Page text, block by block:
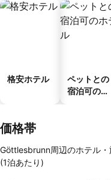
格安ホテル
ペットとの
宿泊可のホ
価格帯
Göttlesbrunn周辺のホテル
(1泊あたり)